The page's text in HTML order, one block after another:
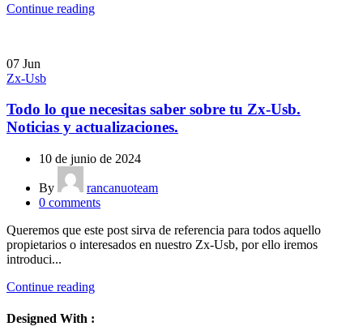
Continue reading
07 Jun
Zx-Usb
Todo lo que necesitas saber sobre tu Zx-Usb.
Noticias y actualizaciones.
10 de junio de 2024
By
rancanuoteam
0 comments
Queremos que este post sirva de referencia para todos aquello
propietarios o interesados en nuestro Zx-Usb, por ello iremos
introduci...
Continue reading
Designed With :